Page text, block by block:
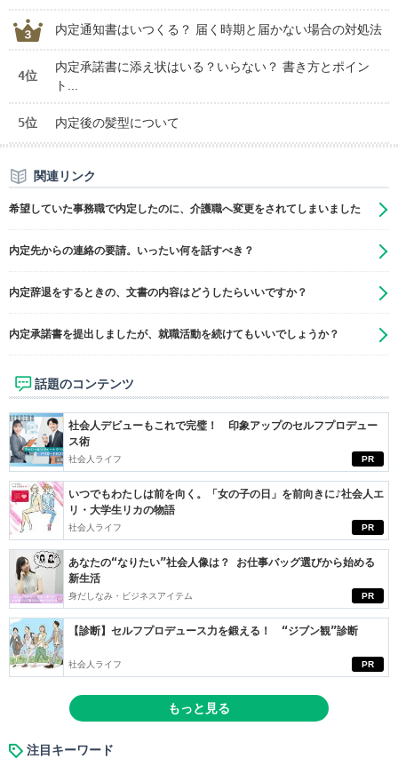
内定通知書はいつくる？ 届く時期と届かない場合の対処法
4位
内定承諾書に添え状はいる？いらない？ 書き方とポイン
ト...
5位 内定後の髪型について
関連リンク
希望していた事務職で内定したのに、介護職へ変更をされてしまいました
内定先からの連絡の要請。いったい何を話すべき？
内定辞退をするときの、文書の内容はどうしたらいいですか？
内定承諾書を提出しましたが、就職活動を続けてもいいでしょうか？
話題のコンテンツ
PR
社会人デビューもこれで完璧！ 印象アップのセルフプロデュー
ス術
社会人ライフ
PR
いつでもわたしは前を向く。「女の子の日」を前向きに♪社会人エ
リ・大学生リカの物語
社会人ライフ
PR
あなたの“なりたい”社会人像は？ お仕事バッグ選びから始める
新生活
身だしなみ・ビジネスアイテム
PR
【診断】セルフプロデュース力を鍛える！ “ジブン観”診断
社会人ライフ
もっと見る
注目キーワード